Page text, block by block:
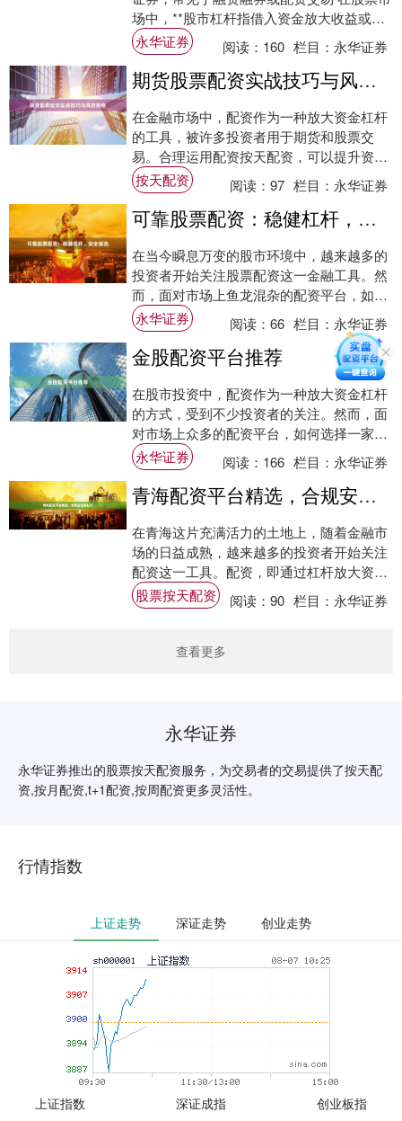
场中，**股市杠杆指借入资金放大收益或亏
损永华证券，常见于融资融券或配资交易
**....
永华证券 阅读： 160 栏目： 永华证券
期货股票配资实战技巧与风控指南
在金融市场中，配资作为一种放大资金杠杆
的工具，被许多投资者用于期货和股票交
易。合理运用配资按天配资，可以提升资金
利用率，但若缺乏风险控制意识，也可能带
来较大亏损....
按天配资 阅读：97 栏目： 永华证券
可靠股票配资：稳健杠杆，安全首选
在当今瞬息万变的股市环境中，越来越多的
投资者开始关注股票配资这一金融工具。然
而，面对市场上鱼龙混杂的配资平台，如何
选择一家真正可靠的配资机构永华证券，成
为每一位....
永华证券 阅读：66 栏目： 永华证券
金股配资平台推荐
在股市投资中，配资作为一种放大资金杠杆
的方式，受到不少投资者的关注。然而，面
对市场上众多的配资平台，如何选择一家安
全、稳定、透明的平台，成为投资者最关心
的问题。....
永华证券 阅读： 166 栏目： 永华证券
青海配资平台精选，合规安全高杠杆
在青海这片充满活力的土地上，随着金融市
场的日益成熟，越来越多的投资者开始关注
配资这一工具。配资，即通过杠杆放大资
金，帮助投资者在股市中抓住更多机会。然
而，面对市....
股票按天配资 阅读：90 栏目： 永华证券
查看更多
永华证券
永华证券推出的股票按天配资服务，为交易者的交易提供了按天配
资,按月配资,t+1配资,按周配资更多灵活性。
行情指数
上证走势 深证走势 创业走势
上证指数
深证成指
创业板指